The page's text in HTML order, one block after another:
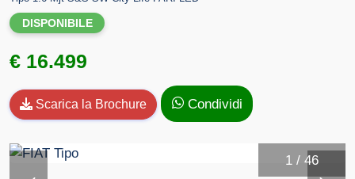
DISPONIBILE
€ 16.499
Scarica la Brochure Condividi
1 / 46